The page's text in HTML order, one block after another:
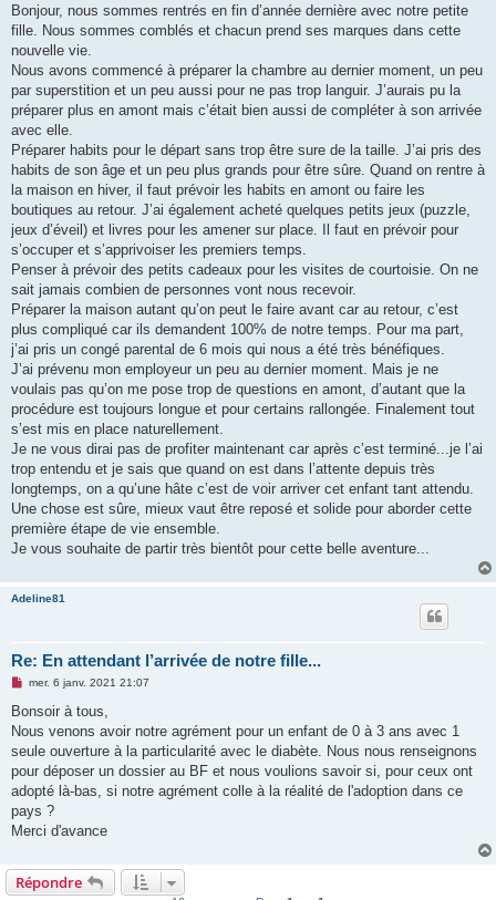
s
a
g
n
o
l
u
Bonjour, nous sommes rentrés en fin d’année dernière avec notre petite
fille. Nous sommes comblés et chacun prend ses marques dans cette
nouvelle vie.
Nous avons commencé à préparer la chambre au dernier moment, un peu
par superstition et un peu aussi pour ne pas trop languir. J’aurais pu la
préparer plus en amont mais c’était bien aussi de compléter à son arrivée
avec elle.
Préparer habits pour le départ sans trop être sure de la taille. J’ai pris des
habits de son âge et un peu plus grands pour être sûre. Quand on rentre à
la maison en hiver, il faut prévoir les habits en amont ou faire les
boutiques au retour. J’ai également acheté quelques petits jeux (puzzle,
jeux d’éveil) et livres pour les amener sur place. Il faut en prévoir pour
s’occuper et s’apprivoiser les premiers temps.
Penser à prévoir des petits cadeaux pour les visites de courtoisie. On ne
sait jamais combien de personnes vont nous recevoir.
Préparer la maison autant qu’on peut le faire avant car au retour, c’est
plus compliqué car ils demandent 100% de notre temps. Pour ma part,
j’ai pris un congé parental de 6 mois qui nous a été très bénéfiques.
J’ai prévenu mon employeur un peu au dernier moment. Mais je ne
voulais pas qu’on me pose trop de questions en amont, d’autant que la
procédure est toujours longue et pour certains rallongée. Finalement tout
s’est mis en place naturellement.
Je ne vous dirai pas de profiter maintenant car après c’est terminé...je l’ai
trop entendu et je sais que quand on est dans l’attente depuis très
longtemps, on a qu’une hâte c’est de voir arriver cet enfant tant attendu.
Une chose est sûre, mieux vaut être reposé et solide pour aborder cette
première étape de vie ensemble.
Je vous souhaite de partir très bientôt pour cette belle aventure...
Adeline81
Re: En attendant l’arrivée de notre fille...
M
s
a
g
n
o
l
u
mer. 6 janv. 2021 21:07
Bonsoir à tous,
Nous venons avoir notre agrément pour un enfant de 0 à 3 ans avec 1
seule ouverture à la particularité avec le diabète. Nous nous renseignons
pour déposer un dossier au BF et nous voulions savoir si, pour ceux ont
adopté là-bas, si notre agrément colle à la réalité de l'adoption dans ce
pays ?
Merci d'avance
Répondre